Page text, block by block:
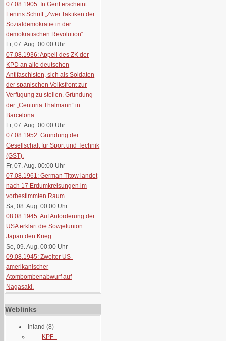
07.08.1905: In Genf erscheint
Lenins Schrift „Zwei Taktiken der
Sozialdemokratie in der
demokratischen Revolution“.
Fr, 07. Aug. 00:00 Uhr
07.08.1936: Appell des ZK der
KPD an alle deutschen
Antifaschisten, sich als Soldaten
der spanischen Volksfront zur
Verfügung zu stellen. Gründung
der „Centuria Thälmann“ in
Barcelona.
Fr, 07. Aug. 00:00 Uhr
07.08.1952: Gründung der
Gesellschaft für Sport und Technik
(GST).
Fr, 07. Aug. 00:00 Uhr
07.08.1961: German Titow landet
nach 17 Erdumkreisungen im
vorbestimmten Raum.
Sa, 08. Aug. 00:00 Uhr
08.08.1945: Auf Anforderung der
USA erklärt die Sowjetunion
Japan den Krieg.
So, 09. Aug. 00:00 Uhr
09.08.1945: Zweiter US-
amerikanischer
Atombombenabwurf auf
Nagasaki.
Weblinks
Inland (8)
KPF -